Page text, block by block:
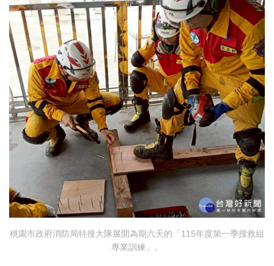
桃園市政府消防局特搜大隊展開為期六天的「115年度第一季搜救組
專業訓練」。